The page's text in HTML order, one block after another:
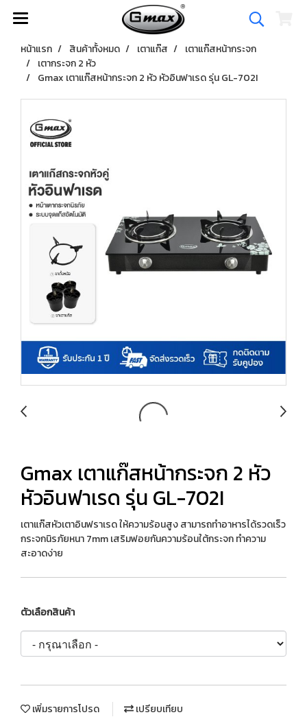
หน้าแรก สินค้าทั้งหมด เตาแก๊ส
เตาแก๊สหน้ากระจก
เตากระจก 2 หัว
Gmax เตาแก๊สหน้ากระจก 2 หัว หัวอินฟาเรด รุ่น GL-702I
Gmax เตาแก๊สหน้ากระจก 2 หัว
หัวอินฟาเรด รุ่น GL-702I
เตาแก๊สหัวเตาอินฟราเรด ให้ความร้อนสูง สามารถทำอาหารได้รวดเร็ว
กระจกนิรภัยหนา 7mm เสริมฟอยกันความร้อนใต้กระจก ทำความ
สะอาดง่าย
ตัวเลือกสินค้า
เพิ่มรายการโปรด เปรียบเทียบ